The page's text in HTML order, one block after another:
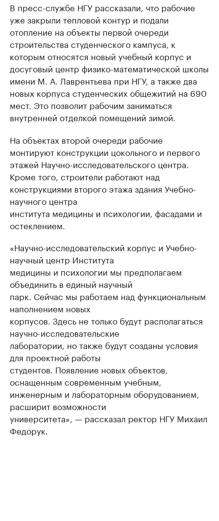
В пресс-службе НГУ рассказали, что рабочие
уже закрыли тепловой контур и подали
отопление на объекты первой очереди
строительства студенческого кампуса, к
которым относятся новый учебный корпус и
досуговый центр физико-математической школы
имени М. А. Лаврентьева при НГУ, а также два
новых корпуса студенческих общежитий на 690
мест. Это позволит рабочим заниматься
внутренней отделкой помещений зимой.
На объектах второй очереди рабочие
монтируют конструкции цокольного и первого
этажей Научно-исследовательского центра.
Кроме того, строители работают над
конструкциями второго этажа здания Учебно-
научного центра
института медицины и психологии, фасадами и
остеклением.
«Научно-исследовательский корпус и Учебно-
научный центр Института
медицины и психологии мы предполагаем
объединить в единый научный
парк. Сейчас мы работаем над функциональным
наполнением новых
корпусов. Здесь не только будут располагаться
научно-исследовательские
лаборатории, но также будут созданы условия
для проектной работы
студентов. Появление новых объектов,
оснащенным современным учебным,
инженерным и лабораторным оборудованием,
расширит возможности
университета», — рассказал ректор НГУ Михаил
Федорук.